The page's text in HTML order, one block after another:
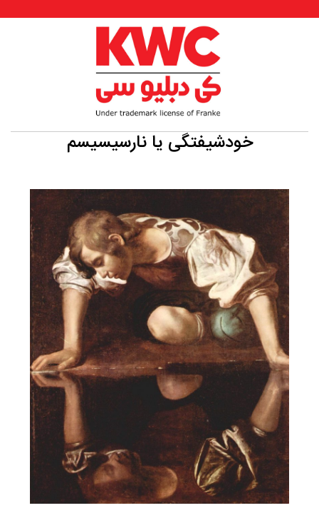
خودشیفتگی یا نارسیسیسم